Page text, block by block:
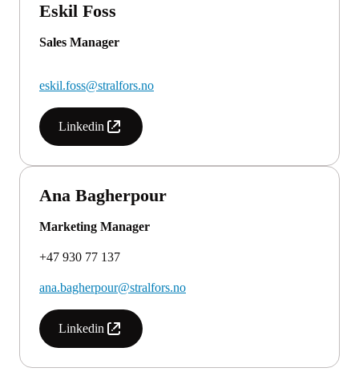
Eskil Foss
Sales Manager
eskil.foss@stralfors.no
Linkedin
Ana Bagherpour
Marketing Manager
+47 930 77 137
ana.bagherpour@stralfors.no
Linkedin